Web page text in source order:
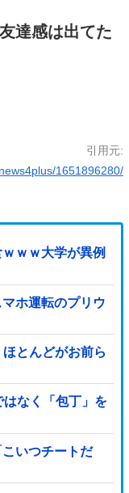
達感は出てた
引用元:
1651896280/
ｗｗ大学が異例
ホ運転のプリウ
とんどがお前ら
はなく「包丁」を
こいつチートだ